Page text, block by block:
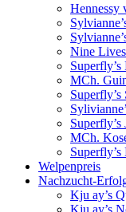
Hennessy
Nine
Superfly’s
MCh.
Superfly’s
MCh.
Welpenpreis
Nachzucht-
Kju ay’s
Kju ay’s